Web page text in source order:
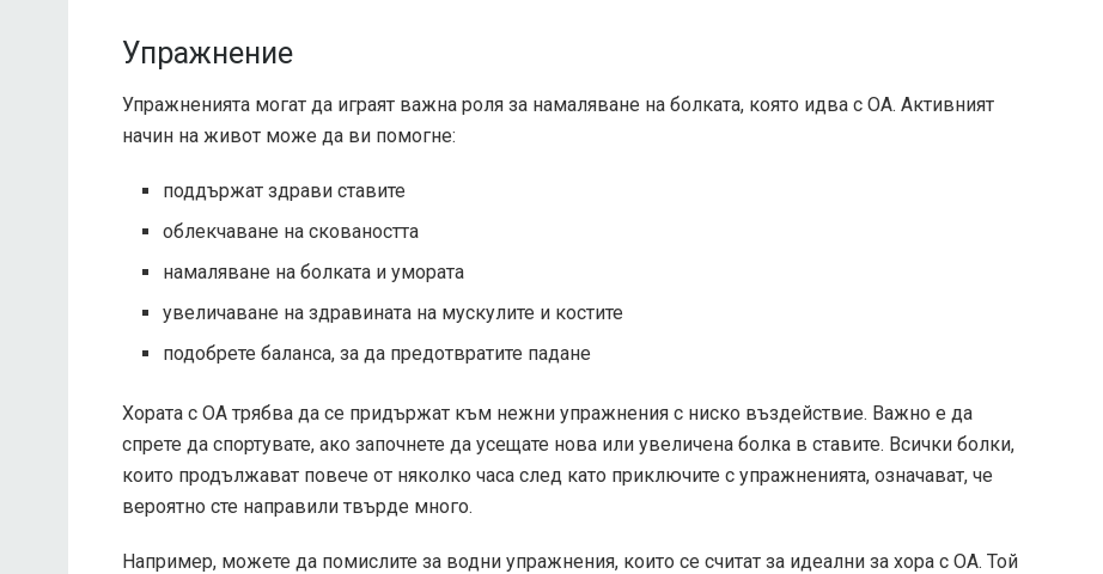
Упражнение
Упражненията могат да играят важна роля за намаляване на болката, която идва с ОА. Активният
начин на живот може да ви помогне:
поддържат здрави ставите
облекчаване на сковаността
намаляване на болката и умората
увеличаване на здравината на мускулите и костите
подобрете баланса, за да предотвратите падане
Хората с ОА трябва да се придържат към нежни упражнения с ниско въздействие. Важно е да
спрете да спортувате, ако започнете да усещате нова или увеличена болка в ставите. Всички болки,
които продължават повече от няколко часа след като приключите с упражненията, означават, че
вероятно сте направили твърде много.
Например, можете да помислите за водни упражнения, които се считат за идеални за хора с ОА. Той